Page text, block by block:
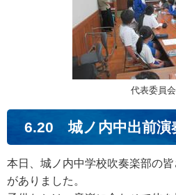
代表委員
6.20 城ノ内中出前演
本日、城ノ内中学校吹奏楽部の
がありました。